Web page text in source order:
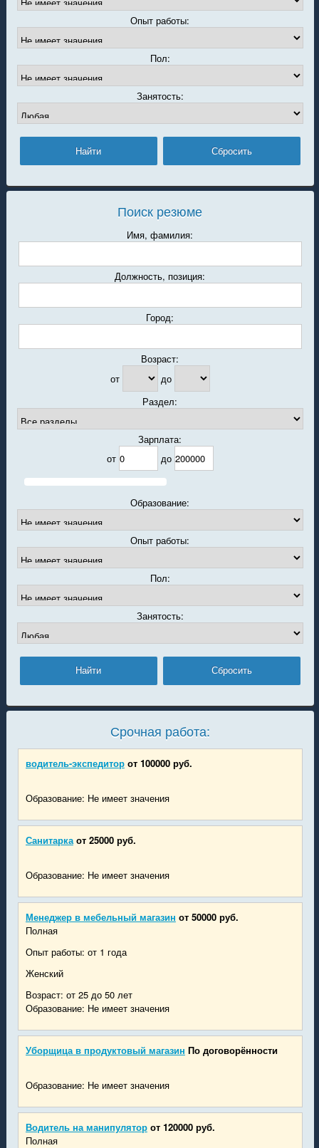
Опыт работы:
Пол:
Занятость:
Поиск резюме
Имя, фамилия:
Должность, позиция:
Город:
Возраст:
от
до
Раздел:
Зарплата:
от
до
Образование:
Опыт работы:
Пол:
Занятость:
Срочная работа:
водитель-экспедитор от 100000 руб.
Образование: Не имеет значения
Санитарка от 25000 руб.
Образование: Не имеет значения
Менеджер в мебельный магазин от 50000 руб.
Полная
Опыт работы: от 1 года
Женский
Возраст: от 25 до 50 лет
Образование: Не имеет значения
Уборщица в продуктовый магазин По договорённости
Образование: Не имеет значения
Водитель на манипулятор от 120000 руб.
Полная